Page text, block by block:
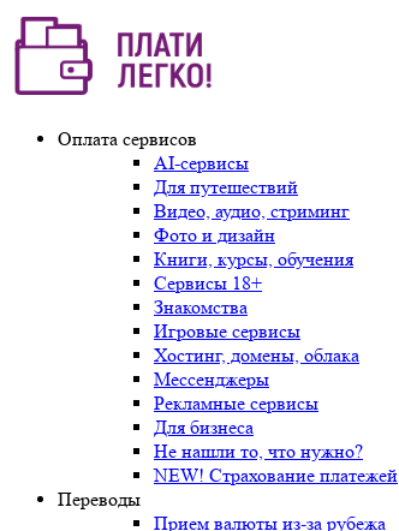
Оплата сервисов
AI-сервисы
Для путешествий
Видео, аудио, стриминг
Фото и дизайн
Книги, курсы, обучения
Сервисы 18+
Знакомства
Игровые сервисы
Хостинг, домены, облака
Мессенджеры
Рекламные сервисы
Для бизнеса
Не нашли то, что нужно?
NEW! Страхование платежей
Переводы
Прием валюты из-за рубежа